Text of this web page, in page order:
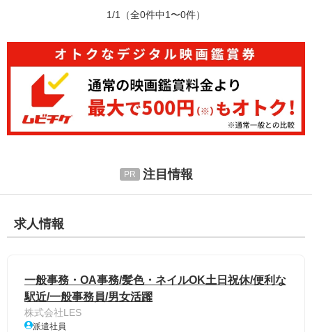
1/1 （全0件中1〜0件）
注目情報
求人情報
一般事務・OA事務/髪色・ネイルOK土日祝休/便利な
駅近/一般事務員/男女活躍
株式会社LES
派遣社員